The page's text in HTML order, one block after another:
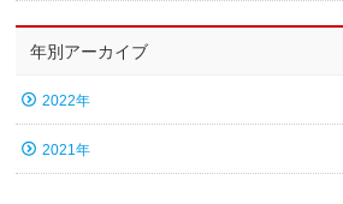
年別アーカイブ
2022年
2021年